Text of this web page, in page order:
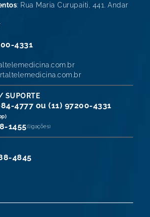
: Rua Maria Curupaiti, 441. Andar
4331
SUPORTE
4777 ou (11) 97200-4331
1455(ligações)
4845